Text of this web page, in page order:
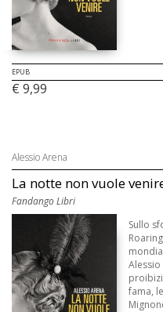
EPUB
€ 9,99
Alessio Arena
La notte non vuole
Fandango Libri
Sullo
fama,